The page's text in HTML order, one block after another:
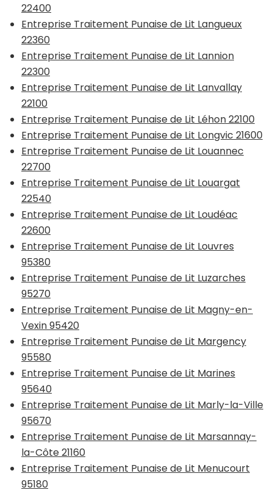
22400
Entreprise Traitement Punaise de Lit Langueux
22360
Entreprise Traitement Punaise de Lit Lannion
22300
Entreprise Traitement Punaise de Lit Lanvallay
22100
Entreprise Traitement Punaise de Lit Léhon 22100
Entreprise Traitement Punaise de Lit Longvic 21600
Entreprise Traitement Punaise de Lit Louannec
22700
Entreprise Traitement Punaise de Lit Louargat
22540
Entreprise Traitement Punaise de Lit Loudéac
22600
Entreprise Traitement Punaise de Lit Louvres
95380
Entreprise Traitement Punaise de Lit Luzarches
95270
Entreprise Traitement Punaise de Lit Magny-en-
Vexin 95420
Entreprise Traitement Punaise de Lit Margency
95580
Entreprise Traitement Punaise de Lit Marines
95640
Entreprise Traitement Punaise de Lit Marly-la-Ville
95670
Entreprise Traitement Punaise de Lit Marsannay-
la-Côte 21160
Entreprise Traitement Punaise de Lit Menucourt
95180